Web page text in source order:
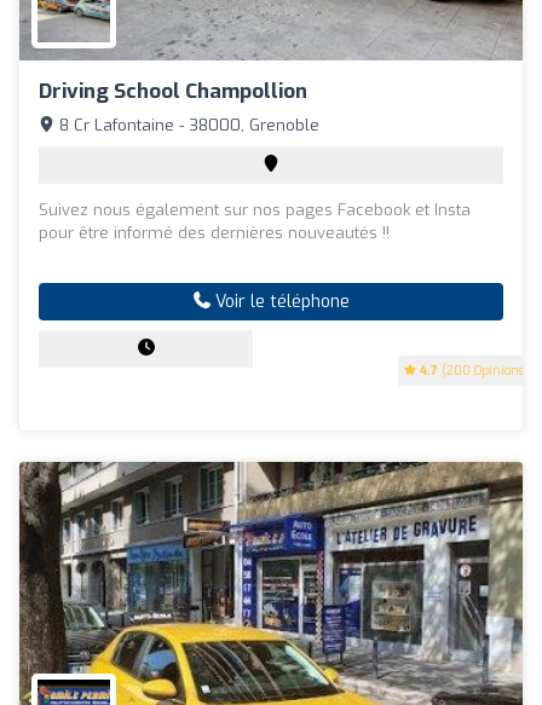
Driving School Champollion
4.7 (200 Opinions)
8 Cr Lafontaine - 38000, Grenoble
Suivez nous également sur nos pages Facebook et Insta
pour être informé des dernières nouveautés !!
Voir le téléphone